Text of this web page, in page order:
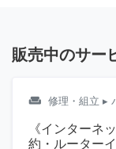
販売中のサー
weekend 修理・組立 ▸
《インターネ
約・ルーター